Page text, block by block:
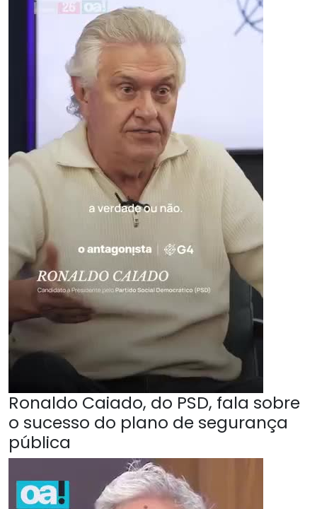
Ronaldo Caiado, do PSD, fala sobre
o sucesso do plano de segurança
pública